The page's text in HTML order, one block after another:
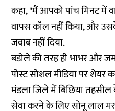
कहा, "मैं आपको पांच मिनट में
वापस कॉल नहीं किया, और
जवाब नहीं दिया.
बडोले की तरह ही भाभर और
पोस्ट सोशल मीडिया पर शेयर
मंडला जिले में बिछिया
सेवा करने के लिए सोनू लाल